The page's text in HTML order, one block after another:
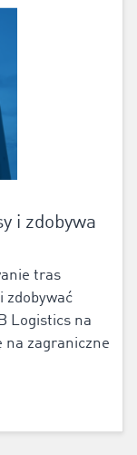
i zdobywa
tras
zdobywać
Logistics na
na zagraniczne